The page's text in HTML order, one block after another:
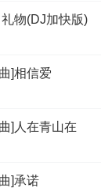
物(DJ加快版)
]相信爱
]人在青山在
]承诺